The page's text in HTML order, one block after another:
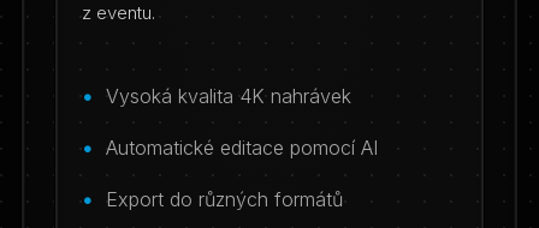
z eventu.
Vysoká kvalita 4K nahrávek
Automatické editace pomocí AI
Export do různých formátů